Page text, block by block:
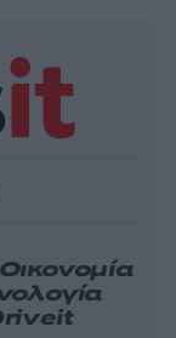
Οικονομία